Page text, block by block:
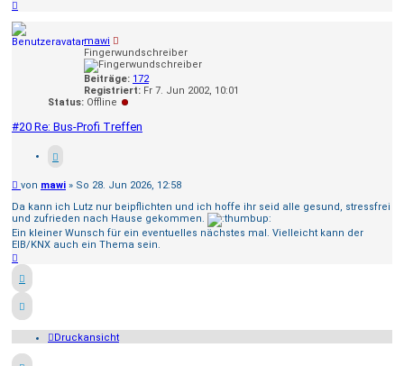
mawi
Fingerwundschreiber
Beiträge: 172
Registriert: Fr 7. Jun 2002, 10:01
Status: Offline
#20 Re: Bus-Profi Treffen
Beitrag
von mawi » So 28. Jun 2026, 12:58
Da kann ich Lutz nur beipflichten und ich hoffe ihr seid alle gesund, stressfrei
und zufrieden nach Hause gekommen.
Ein kleiner Wunsch für ein eventuelles nächstes mal. Vielleicht kann der
EIB/KNX auch ein Thema sein.
oben
Druckansicht